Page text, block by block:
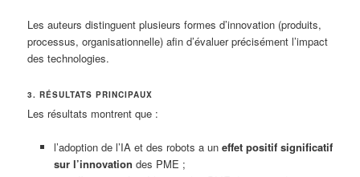
Les auteurs distinguent plusieurs formes d’innovation (produits,
processus, organisationnelle) afin d’évaluer précisément l’impact
des technologies.
3. RÉSULTATS PRINCIPAUX
Les résultats montrent que :
l’adoption de l’IA et des robots a un effet positif significatif
sur l’innovation des PME ;